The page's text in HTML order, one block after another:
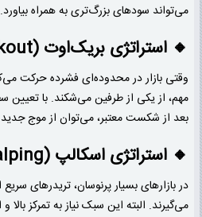
می‌تواند سودهای بزرگ‌تری به همراه بیاورد.
🔸 استراتژی بریک‌اوت (Breakout)
وقتی بازار در محدوده‌ای فشرده حرکت
مهم، از یکی از طرفین می‌شکند. با
بعد از شکست معتبر، می‌توان از موج جدید
🔸 استراتژی اسکالپ (Scalping)
در بازارهای بسیار پرنوسان، تریدرهای
می‌گیرند. البته این سبک نیاز به تمرکز بالا